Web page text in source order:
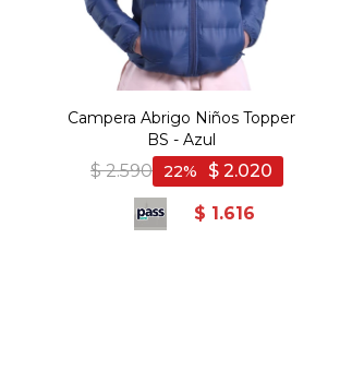
Campera Abrigo Niños Topper
BS - Azul
$ 2.590 $ 2.020
22
$ 1.616